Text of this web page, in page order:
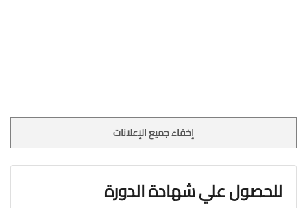
إخفاء جميع الإعلانات
للحصول علي شهادة الدورة